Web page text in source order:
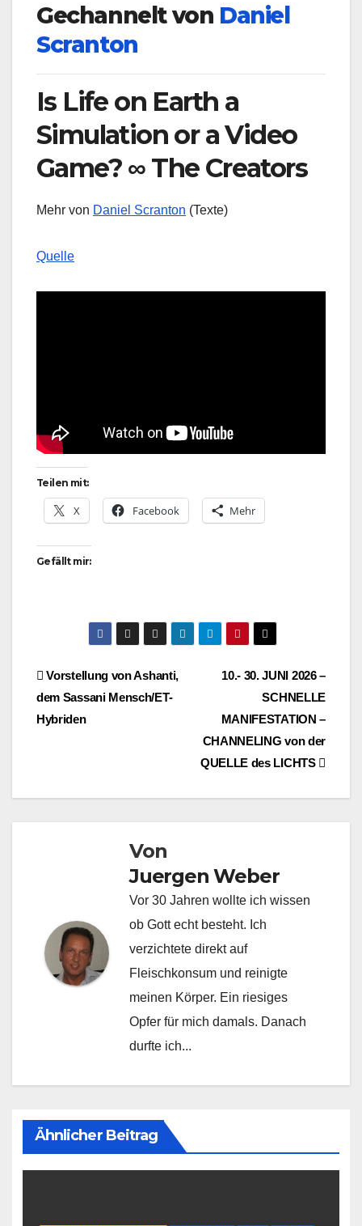
Gechannelt von Daniel
Scranton
Is Life on Earth a
Simulation or a Video
Game? ∞ The Creators
Mehr von Daniel Scranton (Texte)
Quelle
Teilen mit:
X Facebook Mehr
Gefällt mir:
Beitragsnavigation10.- 30. JUNI 2026 –
SCHNELLE
MANIFESTATION –
CHANNELING von der
QUELLE des LICHTS
Vorstellung von Ashanti,
dem Sassani Mensch/ET-
Hybriden
Von
Juergen Weber
Vor 30 Jahren wollte ich wissen
ob Gott echt besteht. Ich
verzichtete direkt auf
Fleischkonsum und reinigte
meinen Körper. Ein riesiges
Opfer für mich damals. Danach
durfte ich...
Ähnlicher Beitrag